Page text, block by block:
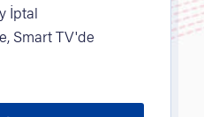
İptal
Smart TV'de